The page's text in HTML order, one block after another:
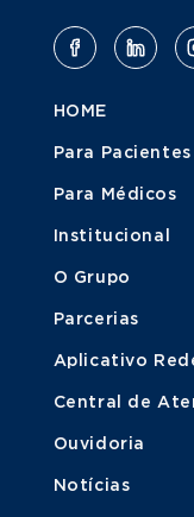
HOME
Para Pacientes
Para Médicos
Institucional
O Grupo
Parcerias
Aplicativo
Central de
Ouvidoria
Notícias